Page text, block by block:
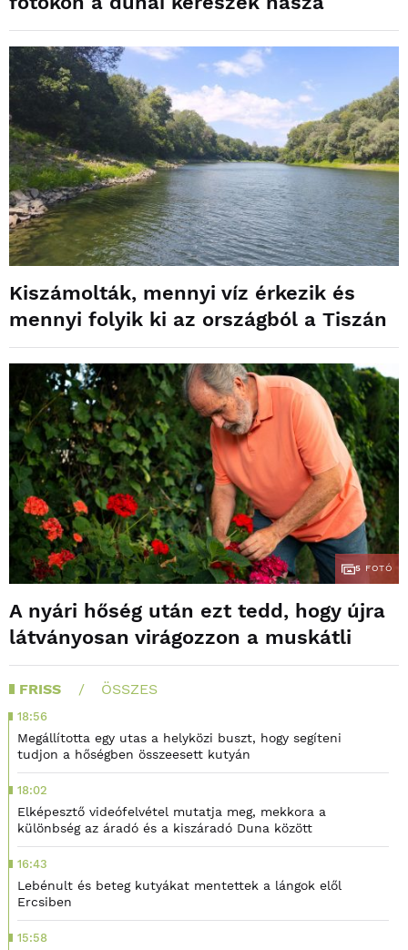
Kiszámolták, mennyi víz érkezik és
mennyi folyik ki az országból a Tiszán
5 FOTÓ
A nyári hőség után ezt tedd, hogy újra
látványosan virágozzon a muskátli
FRISS ÖSSZES
18:56
Megállította egy utas a helyközi buszt, hogy segíteni
tudjon a hőségben összeesett kutyán
18:02
Elképesztő videófelvétel mutatja meg, mekkora a
különbség az áradó és a kiszáradó Duna között
16:43
Lebénult és beteg kutyákat mentettek a lángok elől
Ercsiben
15:58